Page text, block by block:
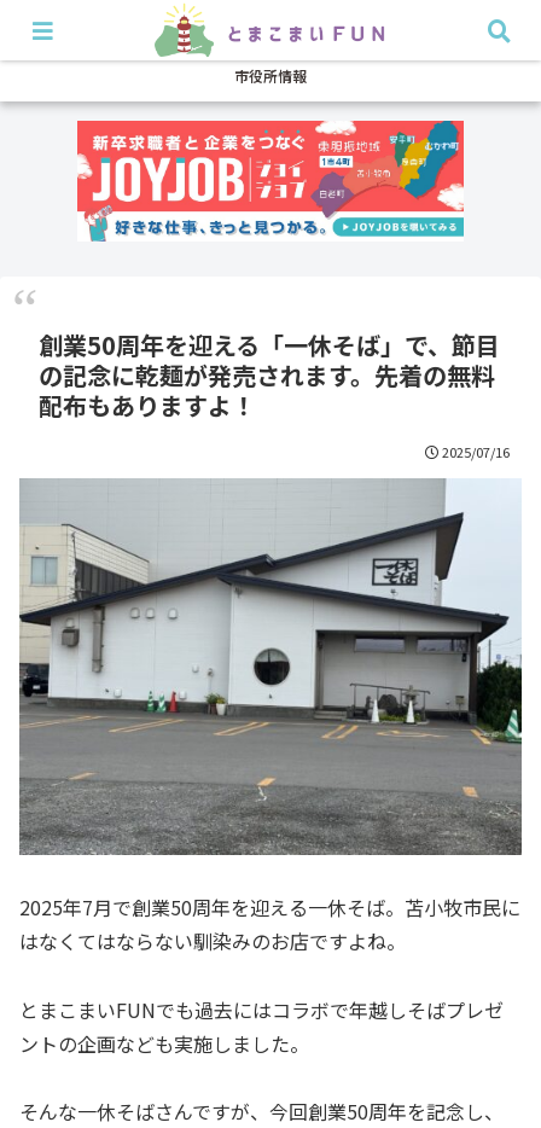
開店・閉店 イベント グルメ 特集 耳より
市役所情報
創業50周年を迎える「一休そば」で、節目
の記念に乾麺が発売されます。先着の無料
配布もありますよ！
2025/07/16
2025年7月で創業50周年を迎える一休そば。苫小牧市民に
はなくてはならない馴染みのお店ですよね。
とまこまいFUNでも過去にはコラボで年越しそばプレゼ
ントの企画なども実施しました。
そんな一休そばさんですが、今回創業50周年を記念し、